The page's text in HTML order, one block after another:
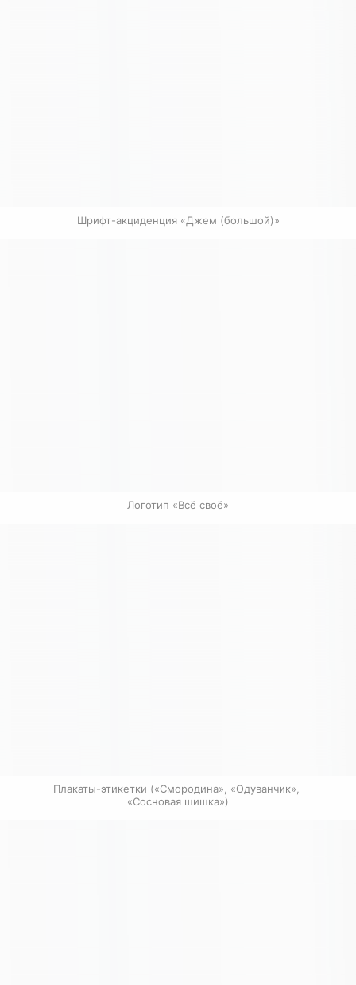
Шрифт-акциденция «Джем (большой)»
Логотип «Всё своё»
Плакаты-этикетки («Смородина», «Одуванчик»,
«Сосновая шишка»)